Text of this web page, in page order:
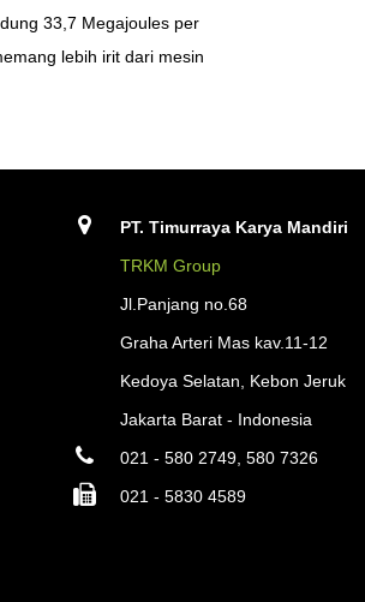
33,7 Megajoules per
lebih irit dari mesin
PT. Timurraya Karya Mandiri
TRKM Group
Jl.Panjang no.68
Graha Arteri Mas kav.11-12
Kedoya Selatan, Kebon Jeruk
Jakarta Barat - Indonesia
021 - 580 2749, 580 7326
021 - 5830 4589